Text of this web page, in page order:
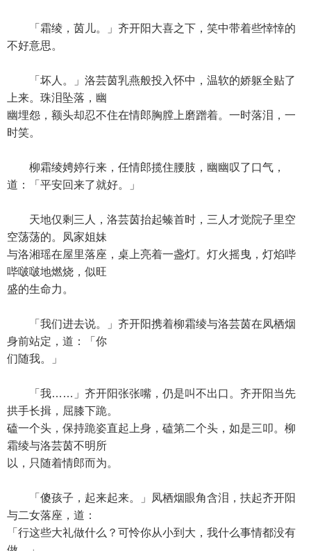
「霜绫，茵儿。」齐开阳大喜之下，笑中带着些悻悻的
不好意思。
「坏人。」洛芸茵乳燕般投入怀中，温软的娇躯全贴了
上来。珠泪坠落，幽
幽埋怨，额头却忍不住在情郎胸膛上磨蹭着。一时落泪，一
时笑。
柳霜绫娉婷行来，任情郎揽住腰肢，幽幽叹了口气，
道：「平安回来了就好。」
天地仅剩三人，洛芸茵抬起螓首时，三人才觉院子里空
空荡荡的。凤家姐妹
与洛湘瑶在屋里落座，桌上亮着一盏灯。灯火摇曳，灯焰哔
哔啵啵地燃烧，似旺
盛的生命力。
「我们进去说。」齐开阳携着柳霜绫与洛芸茵在凤栖烟
身前站定，道：「你
们随我。」
「我……」齐开阳张张嘴，仍是叫不出口。齐开阳当先
拱手长揖，屈膝下跪。
磕一个头，保持跪姿直起上身，磕第二个头，如是三叩。柳
霜绫与洛芸茵不明所
以，只随着情郎而为。
「傻孩子，起来起来。」凤栖烟眼角含泪，扶起齐开阳
与二女落座，道：
「行这些大礼做什么？可怜你从小到大，我什么事情都没有